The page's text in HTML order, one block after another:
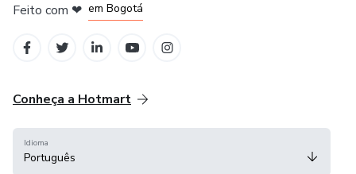
Feito com ❤ em Bogotá
Conheça a Hotmart
Idioma
Português